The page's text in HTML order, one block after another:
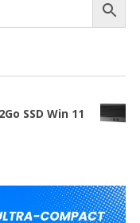
SSD Win 11